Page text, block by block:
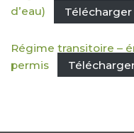
d’eau)
Télécharger
Régime transitoire –
permis